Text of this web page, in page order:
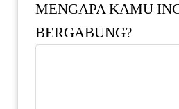
MENGAPA KAMU
BERGABUNG?